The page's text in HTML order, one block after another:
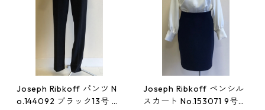
Joseph Ribkoff パンツ N
o.144092 ブラック13号 ジ
Joseph Ribkoff ペンシル
スカート No.153071 9号